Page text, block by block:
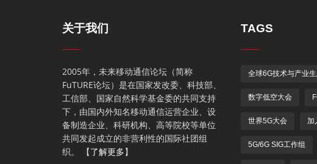
关于我们
2005年，未来移动通信论坛（简称
FuTURE论坛）是在国家发改委、科技部、
工信部、国家自然科学基金委的共同支持
下，由国内外知名移动通信运营企业、设
备制造企业、科研机构、高等院校等单位
共同发起成立的非营利性的国际社团组
织。 【了解更多】
TAGS
全球6G技术与产业
数字低空大会
世界5G大会 加
5G/6G SIG工作组